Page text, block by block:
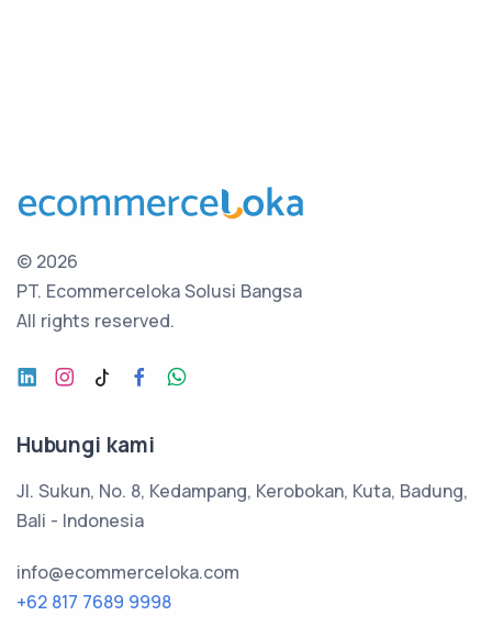
© 2026
PT. Ecommerceloka Solusi Bangsa
All rights reserved.
Hubungi kami
Jl. Sukun, No. 8, Kedampang, Kerobokan, Kuta, Badung,
Bali - Indonesia
info@ecommerceloka.com
+62 817 7689 9998